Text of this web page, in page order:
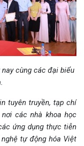
cùng các đại biểu
tuyên truyền, tạp chí
các nhà khoa học
ứng dụng thực tiễn
tự động hóa Việt